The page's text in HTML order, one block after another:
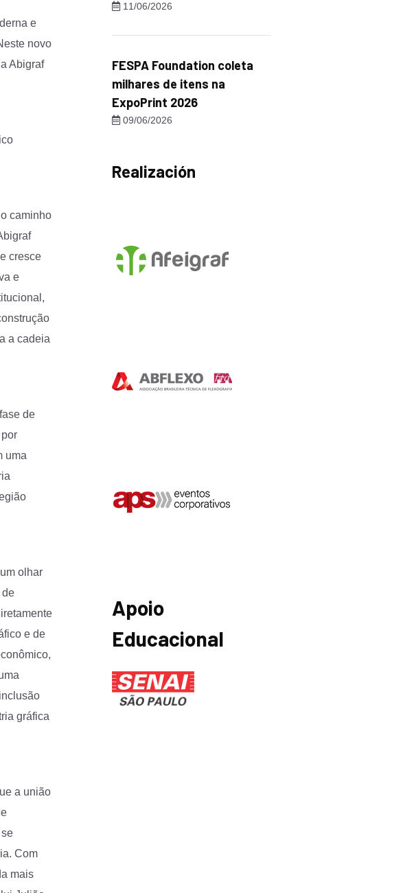
e
novo
Abigraf
caminho
cresce
e
a cadeia
de
uma
olhar
de
e de
gráfica
a união
Com
mais
11/06/2026
FESPA Foundation coleta
milhares de itens na
ExpoPrint 2026
09/06/2026
Realización
Apoio
Educacional